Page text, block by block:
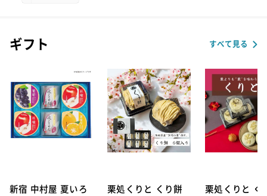
ギフト すべて見る
新宿 中村屋 夏いろ
栗処くりと くり餅
栗処くりと くりと